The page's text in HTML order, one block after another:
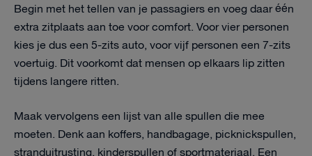
Begin met het tellen van je passagiers en voeg daar één
extra zitplaats aan toe voor comfort. Voor vier personen
kies je dus een 5-zits auto, voor vijf personen een 7-zits
voertuig. Dit voorkomt dat mensen op elkaars lip zitten
tijdens langere ritten.
Maak vervolgens een lijst van alle spullen die mee
moeten. Denk aan koffers, handbagage, picknickspullen,